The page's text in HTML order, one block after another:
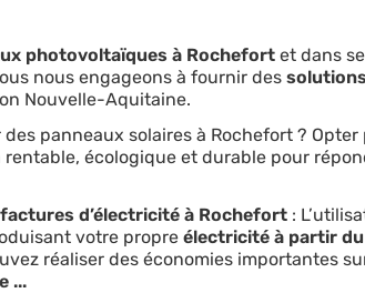
photovoltaïques à Rochefortet dans
nous engageons à fournir des
Nouvelle-Aquitaine.
panneaux solaires à Rochefort ? Opter
écologique et durable pour
d’électricité à Rochefort :
votre propre électricité à partir
réaliser des économies importantes
...